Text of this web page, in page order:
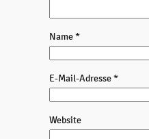
Name*
E-Mail-Adresse*
Website